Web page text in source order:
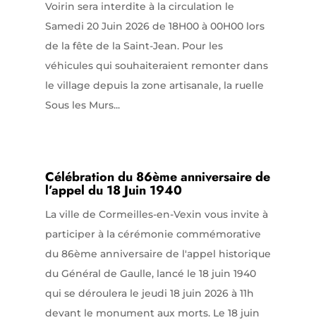
Voirin sera interdite à la circulation le
Samedi 20 Juin 2026 de 18H00 à 00H00 lors
de la fête de la Saint-Jean. Pour les
véhicules qui souhaiteraient remonter dans
le village depuis la zone artisanale, la ruelle
Sous les Murs...
Célébration du 86ème anniversaire de
l’appel du 18 Juin 1940
La ville de Cormeilles-en-Vexin vous invite à
participer à la cérémonie commémorative
du 86ème anniversaire de l'appel historique
du Général de Gaulle, lancé le 18 juin 1940
qui se déroulera le jeudi 18 juin 2026 à 11h
devant le monument aux morts. Le 18 juin